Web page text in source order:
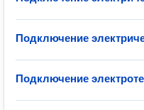
Подключение
Подключение